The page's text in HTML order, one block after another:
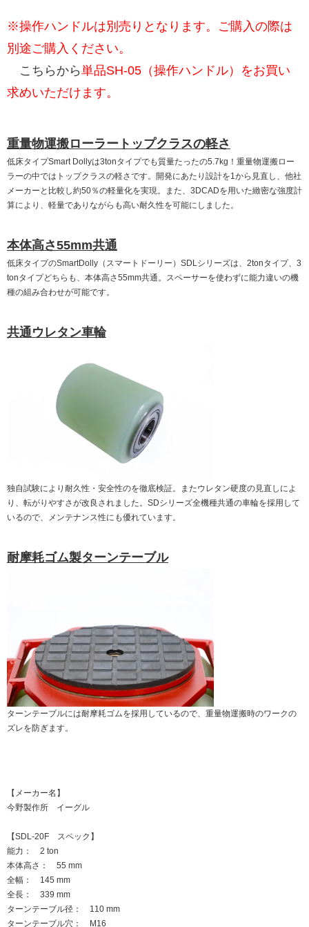
※操作ハンドルは別売りとなります。ご購入の際は
別途ご購入ください。
こちらから単品SH-05（操作ハンドル）をお買い
求めいただけます。
重量物運搬ローラートップクラスの軽さ
低床タイプSmart Dollyは3tonタイプでも質量たったの5.7kg！重量物運搬ロー
ラーの中ではトップクラスの軽さです。開発にあたり設計を1から見直し、他社
メーカーと比較し約50％の軽量化を実現。また、3DCADを用いた緻密な強度計
算により、軽量でありながらも高い耐久性を可能にしました。
本体高さ55mm共通
低床タイプのSmartDolly（スマートドーリー）SDLシリーズは、2tonタイプ、3
tonタイプどちらも、本体高さ55mm共通。スペーサーを使わずに能力違いの機
種の組み合わせが可能です。
共通ウレタン車輪
独自試験により耐久性・安全性のを徹底検証。またウレタン硬度の見直しによ
り、転がりやすさが改良されました。SDシリーズ全機種共通の車輪を採用して
いるので、メンテナンス性にも優れています。
耐摩耗ゴム製ターンテーブル
ターンテーブルには耐摩耗ゴムを採用しているので、重量物運搬時のワークの
ズレを防ぎます。
【メーカー名】
今野製作所 イーグル
【SDL-20F スペック】
能力： 2 ton
本体高さ： 55 mm
全幅： 145 mm
全長： 339 mm
ターンテーブル径： 110 mm
ターンテーブル穴： M16